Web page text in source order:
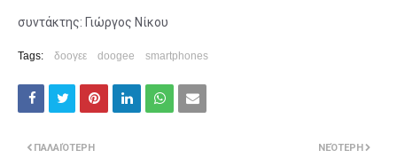
συντάκτης: Γιώργος Νίκου
Tags: δοογεε doogee smartphones
ΝΕΌΤΕΡΗ
ΠΑΛΑΙΌΤΕΡΗ